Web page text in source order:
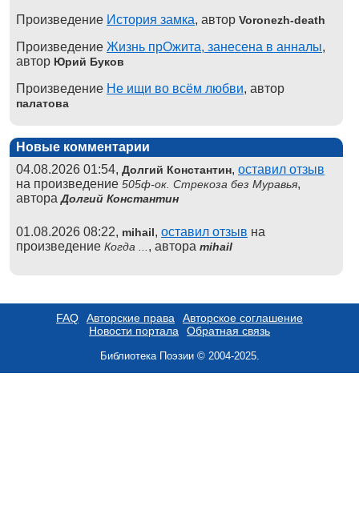
Произведение История замка, автор Voronezh-death
Произведение Жизнь прОжита, занесена в анналы,
автор Юрий Буков
Произведение Не ищи во всём любви, автор
палатова
Новые комментарии
04.08.2026 01:54, Долгий Константин, оставил отзыв
на произведение 505ф-ок. Стрекоза без Муравья,
автораДолгий Константин
01.08.2026 08:22, mihail, оставил отзыв на
произведение Когда ... , автора mihail
FAQ Авторские права
Авторское соглашение
Новости портала
Обратная связь
Библиотека Поэзии © 2004-2025.